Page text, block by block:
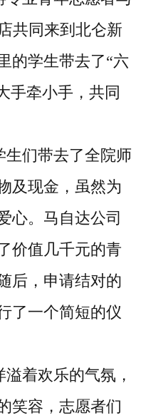
共同来到北仑新
的学生带去了“六
手牵小手，共同
们带去了全院师
及现金，虽然为
心。马自达公司
价值几千元的青
后，申请结对的
了一个简短的仪
着欢乐的气氛，
笑容，志愿者们